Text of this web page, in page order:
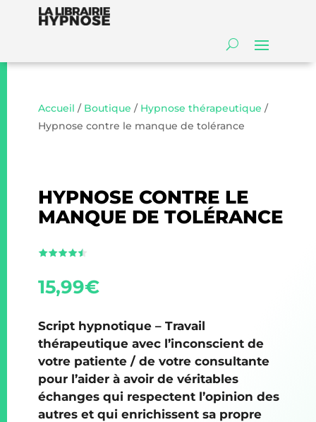
Accueil / Boutique / Hypnose thérapeutique /
Hypnose contre le manque de tolérance
HYPNOSE CONTRE LE
MANQUE DE TOLÉRANCE
15,99€
Script hypnotique – Travail
thérapeutique avec l’inconscient de
votre patiente / de votre consultante
pour l’aider à avoir de véritables
échanges qui respectent l’opinion des
autres et qui enrichissent sa propre